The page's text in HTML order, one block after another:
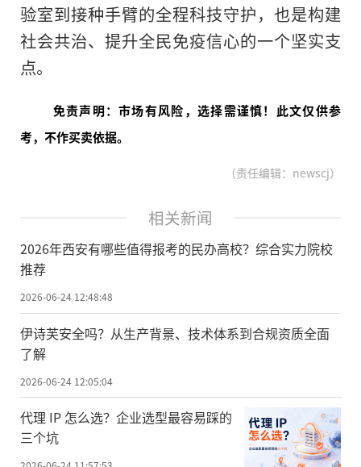
验室到接种手臂的全程科技守护，也是构建
社会共治、提升全民免疫信心的一个坚实支
点。
免责声明：市场有风险，选择需谨慎！此文仅供参
考，不作买卖依据。
（责任编辑：newscj）
相关新闻
2026年西安有哪些值得报考的民办高校？综合实力院校
推荐
2026-06-24 12:48:48
伊诗芙安全吗？从生产背景、技术体系到合规资质全面
了解
2026-06-24 12:05:04
代理 IP 怎么选？企业选型最容易踩的
三个坑